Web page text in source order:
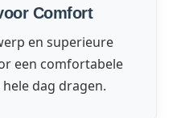
Comfort
en superieure
een comfortabele
dag dragen.